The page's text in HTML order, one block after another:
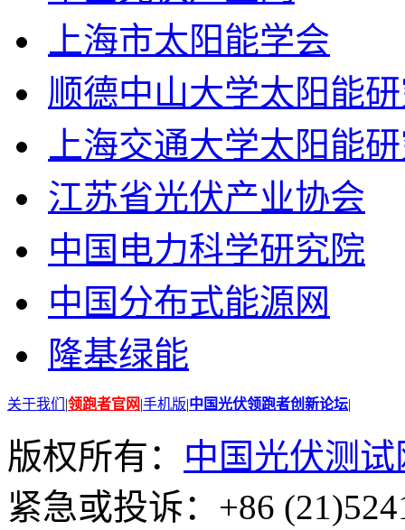
上海市太阳能学会
顺德中山大学太阳能
上海交通大学太阳能
江苏省光伏产业协会
中国电力科学研究院
中国分布式能源网
隆基绿能
关于我们 |领跑者官网|手机版|中国光伏领跑者创新论坛|
版权所有： 中国光伏测试
紧急或投诉：+86